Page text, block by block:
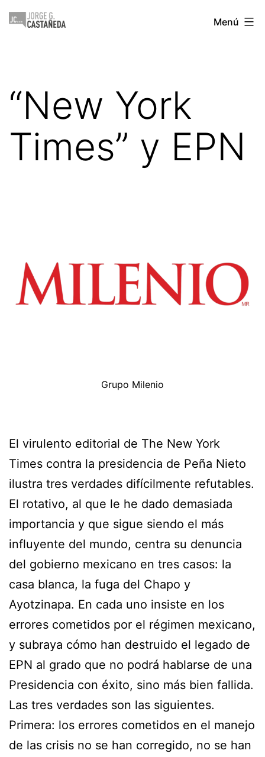
Saltar
Jorge
Menú
“New York
Times” y EPN
Grupo Milenio
El virulento editorial de The New York
Times contra la presidencia de Peña Nieto
ilustra tres verdades difícilmente refutables.
El rotativo, al que le he dado demasiada
importancia y que sigue siendo el más
influyente del mundo, centra su denuncia
del gobierno mexicano en tres casos: la
casa blanca, la fuga del Chapo y
Ayotzinapa. En cada uno insiste en los
errores cometidos por el régimen mexicano,
y subraya cómo han destruido el legado de
EPN al grado que no podrá hablarse de una
Presidencia con éxito, sino más bien fallida.
Las tres verdades son las siguientes.
Primera: los errores cometidos en el manejo
de las crisis no se han corregido, no se han